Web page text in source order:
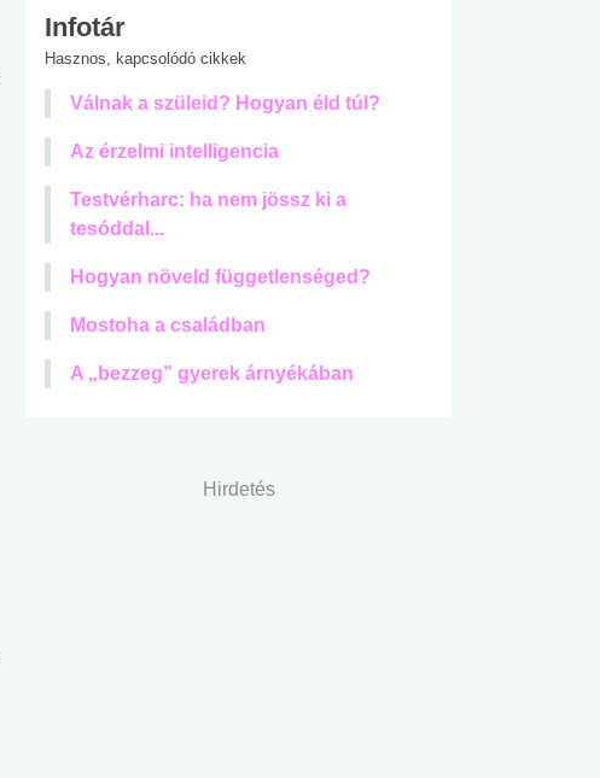
Infotár
Hasznos, kapcsolódó cikkek
Válnak a szüleid? Hogyan éld túl?
Az érzelmi intelligencia
Testvérharc: ha nem jössz ki a
tesóddal...
Hogyan növeld függetlenséged?
Mostoha a családban
A „bezzeg” gyerek árnyékában
Hirdetés